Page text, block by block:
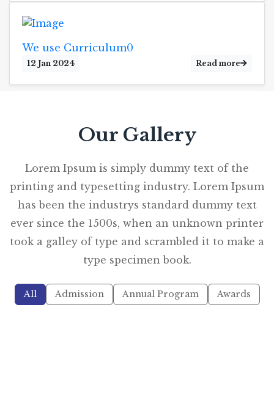
We use Curriculum0
12 Jan 2024 Read more
Our Gallery
Lorem Ipsum is simply dummy text of the
printing and typesetting industry. Lorem Ipsum
has been the industrys standard dummy text
ever since the 1500s, when an unknown printer
took a galley of type and scrambled it to make a
type specimen book.
All Admission Annual Program Awards